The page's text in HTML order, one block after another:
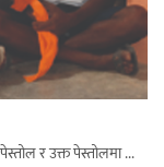
र उक्त पेस्तोलमा ...